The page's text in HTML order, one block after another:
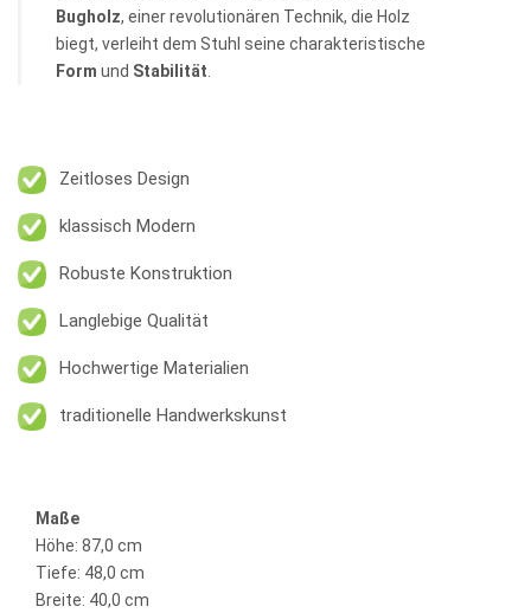
Bugholz, einer revolutionären Technik, die Holz
biegt, verleiht dem Stuhl seine charakteristische
Form und Stabilität
Zeitloses Design
klassisch Modern
Robuste Konstruktion
Langlebige Qualität
Hochwertige Materialien
traditionelle Handwerkskunst
Maße
Höhe: 87,0 cm
Tiefe: 48,0 cm
Breite: 40,0 cm